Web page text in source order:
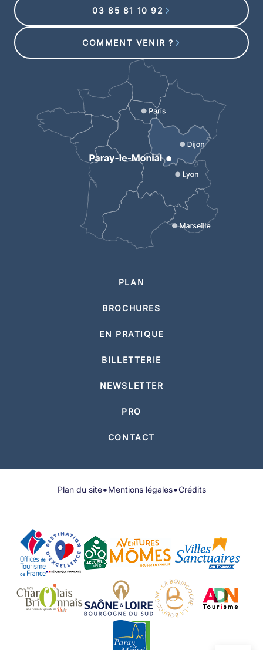
03 85 81 10 92
COMMENT VENIR ?
PLAN
BROCHURES
EN PRATIQUE
BILLETTERIE
NEWSLETTER
PRO
CONTACT
Plan du site•Mentions légales•Crédits